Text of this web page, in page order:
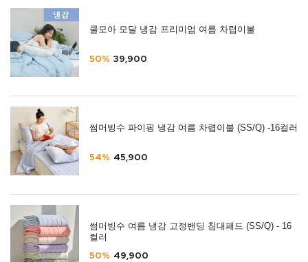
쿨모아 모달 냉감 프리미엄 여름 차렵이불
50% 39,900
썸머빙수 파이핑 냉감 여름 차렵이불 (SS/Q) -16컬러
54% 45,900
썸머빙수 여름 냉감 고정밴딩 침대패드 (SS/Q) - 16
컬러
50% 49,900